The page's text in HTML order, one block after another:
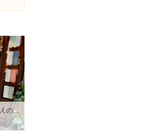
道の駅 小国 『手打ち蕎麦 巴』 | 旅人の日記